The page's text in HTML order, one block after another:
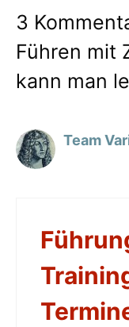
3
Führen mit
kann man
Team